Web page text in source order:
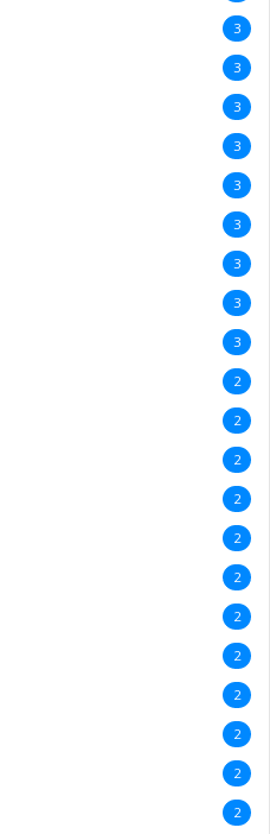
3
3
3
3
3
3
3
3
3
2
2
2
2
2
2
2
2
2
2
2
2